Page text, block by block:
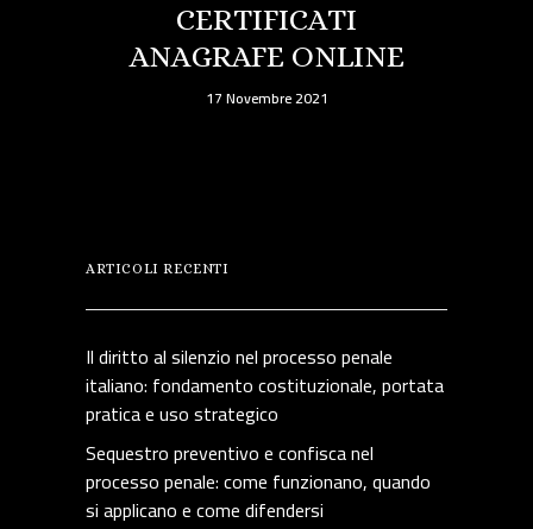
CERTIFICATI
ANAGRAFE ONLINE
17 Novembre 2021
ARTICOLI RECENTI
Il diritto al silenzio nel processo penale
italiano: fondamento costituzionale, portata
pratica e uso strategico
Sequestro preventivo e confisca nel
processo penale: come funzionano, quando
si applicano e come difendersi